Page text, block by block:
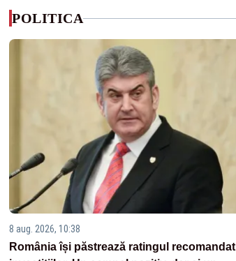
POLITICA
8 aug. 2026, 10:38
România își păstrează ratingul recomandat